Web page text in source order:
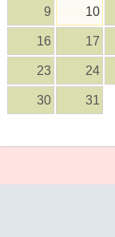
9 10
16 17
23 24
30 31